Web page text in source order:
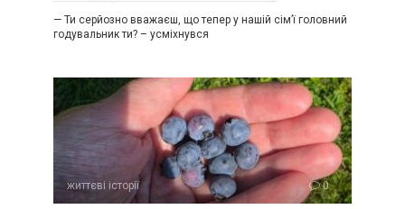
— Ти серйозно вважаєш, що тепер у нашій сім’ї головний
годувальник ти? – усміхнувся
життєві історії 0